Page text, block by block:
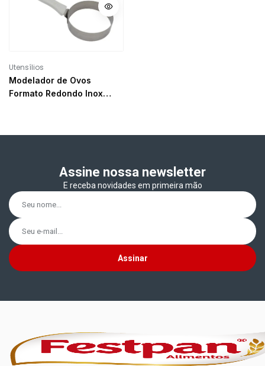
Utensílios
Modelador de Ovos
Formato Redondo Inox
Assine nossa newsletter
E receba novidades em primeira mão
Assinar